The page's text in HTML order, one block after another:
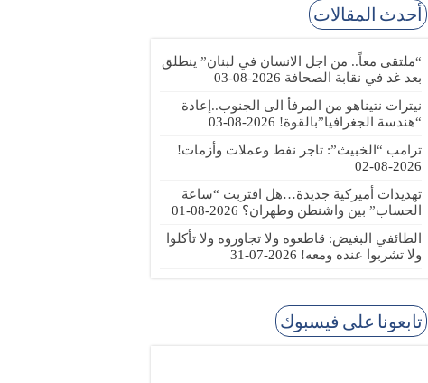
أحدث المقالات
“ملتقى معاً.. من اجل الانسان في لبنان” ينطلق
بعد غد في نقابة الصحافة 2026-08-03
نيترات نتيناهو من المرفأ الى الجنوب..إعادة
“هندسة الجغرافيا”بالقوة! 2026-08-03
ترامب “الخبيث”: تاجر نفط وعملات وأزمات!
2026-08-02
تهديدات أميركية جديدة…هل اقتربت “ساعة
الحساب” بين واشنطن وطهران؟ 2026-08-01
الطائفي البغيض: قاطعوه ولا تجاوروه ولا تأكلوا
ولا تشربوا عنده ومعه! 2026-07-31
تابعونا على فيسبوك